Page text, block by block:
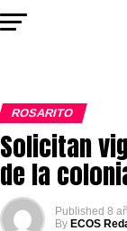
ROSARITO
Solicitan
de la
Published 8
By ECOS